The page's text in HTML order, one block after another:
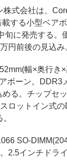
式会社は、
する小型ベア
旬に発売する。
円前後の見込み
幅×奥行き
ボーン。DDR3
る。チップセ
ロットイン式
SO-
2.5インチドラ